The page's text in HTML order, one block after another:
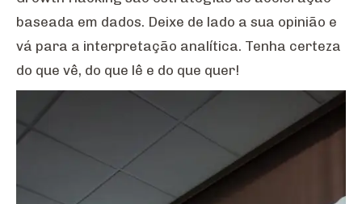
baseada em dados. Deixe de lado a sua opinião e
vá para a interpretação analítica. Tenha certeza
do que vê, do que lê e do que quer!